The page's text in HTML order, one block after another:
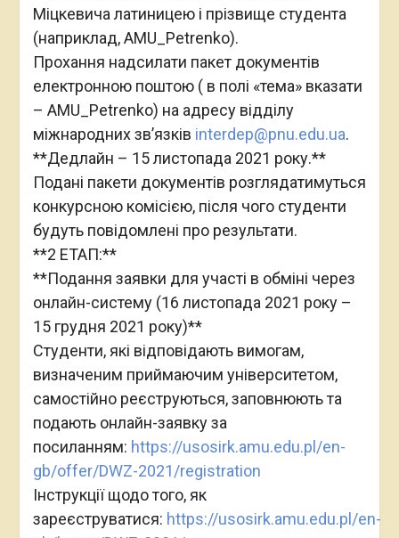
Міцкевича латиницею і прізвище студента
(наприклад, AMU_Petrenko).
Прохання надсилати пакет документів
електронною поштою ( в полі «тема» вказати
– AMU_Petrenko) на адресу відділу
міжнародних зв’язків interdep@pnu.edu.ua.
**Дедлайн – 15 листопада 2021 року.**
Подані пакети документів розглядатимуться
конкурсною комісією, після чого студенти
будуть повідомлені про результати.
**2 ЕТАП:**
**Подання заявки для участі в обміні через
онлайн-систему (16 листопада 2021 року –
15 грудня 2021 року)**
Студенти, які відповідають вимогам,
визначеним приймаючим університетом,
самостійно реєструються, заповнюють та
подають онлайн-заявку за
посиланням: https://usosirk.amu.edu.pl/en-
gb/offer/DWZ-2021/registration
Інструкції щодо того, як
зареєструватися: https://usosirk.amu.edu.pl/en-